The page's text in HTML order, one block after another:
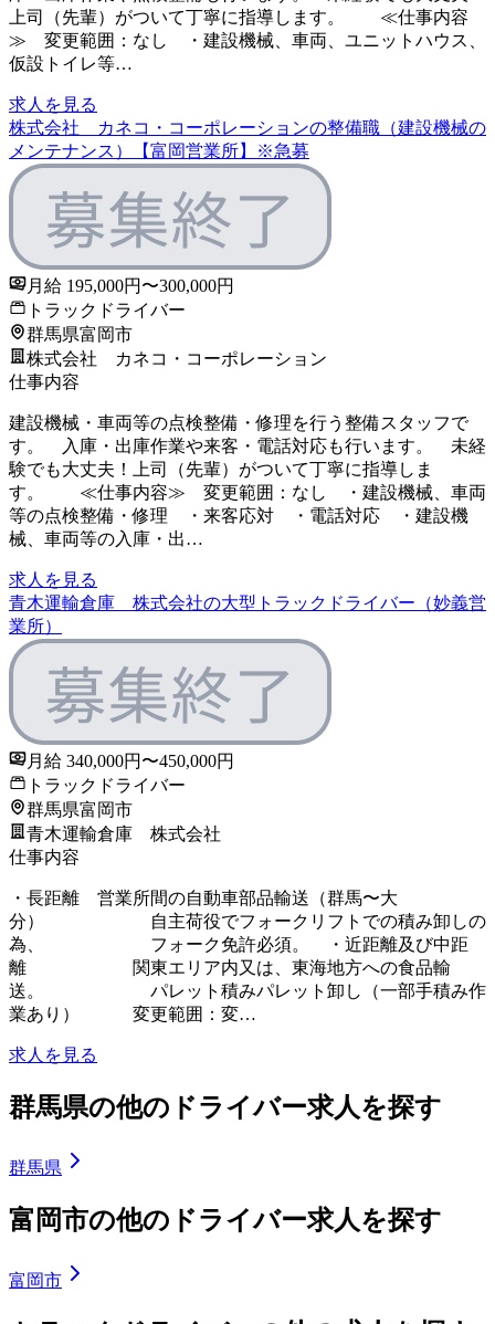
上司（先輩）がついて丁寧に指導します。 ≪仕事内容
≫ 変更範囲：なし ・建設機械、車両、ユニットハウス、
仮設トイレ等…
求人を見る
株式会社 カネコ・コーポレーションの整備職（建設機械の
メンテナンス）【富岡営業所】※急募
月給 195,000円〜300,000円
トラックドライバー
群馬県富岡市
株式会社 カネコ・コーポレーション
仕事内容
建設機械・車両等の点検整備・修理を行う整備スタッフで
す。 入庫・出庫作業や来客・電話対応も行います。 未経
験でも大丈夫！上司（先輩）がついて丁寧に指導しま
す。 ≪仕事内容≫ 変更範囲：なし ・建設機械、車両
等の点検整備・修理 ・来客応対 ・電話対応 ・建設機
械、車両等の入庫・出…
求人を見る
青木運輸倉庫 株式会社の大型トラックドライバー（妙義営
業所）
月給 340,000円〜450,000円
トラックドライバー
群馬県富岡市
青木運輸倉庫 株式会社
仕事内容
・長距離 営業所間の自動車部品輸送（群馬〜大
分） 自主荷役でフォークリフトでの積み卸しの
為、 フォーク免許必須。 ・近距離及び中距
離 関東エリア内又は、東海地方への食品輸
送。 パレット積みパレット卸し（一部手積み作
業あり） 変更範囲：変…
求人を見る
群馬県の他のドライバー求人を探す
群馬県
富岡市の他のドライバー求人を探す
富岡市